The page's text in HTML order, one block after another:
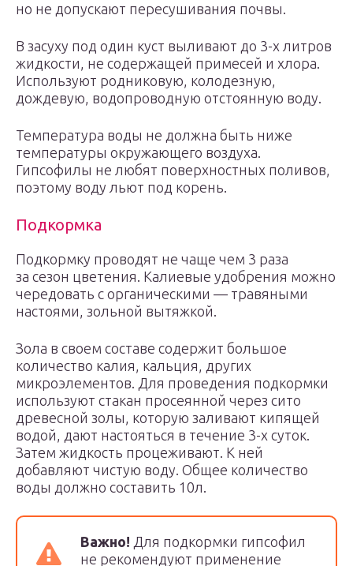
но не допускают пересушивания почвы.
В засуху под один куст выливают до 3-х литров
жидкости, не содержащей примесей и хлора.
Используют родниковую, колодезную,
дождевую, водопроводную отстоянную воду.
Температура воды не должна быть ниже
температуры окружающего воздуха.
Гипсофилы не любят поверхностных поливов,
поэтому воду льют под корень.
Подкормка
Подкормку проводят не чаще чем 3 раза
за сезон цветения. Калиевые удобрения можно
чередовать с органическими — травяными
настоями, зольной вытяжкой.
Зола в своем составе содержит большое
количество калия, кальция, других
микроэлементов. Для проведения подкормки
используют стакан просеянной через сито
древесной золы, которую заливают кипящей
водой, дают настояться в течение 3-х суток.
Затем жидкость процеживают. К ней
добавляют чистую воду. Общее количество
воды должно составить 10л.
Важно! Для подкормки гипсофил
не рекомендуют применение